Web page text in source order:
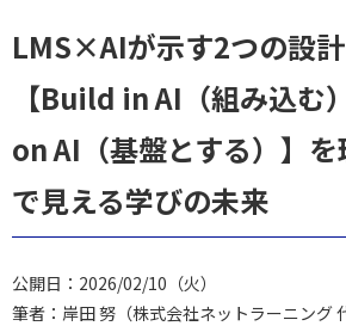
LMS×AIが示す2つの設計
【Build in AI（組み込
on AI（基盤とする）】
で見える学びの未来
公開日：2026/02/10（火）
筆者：岸田 努（株式会社ネットラーニング